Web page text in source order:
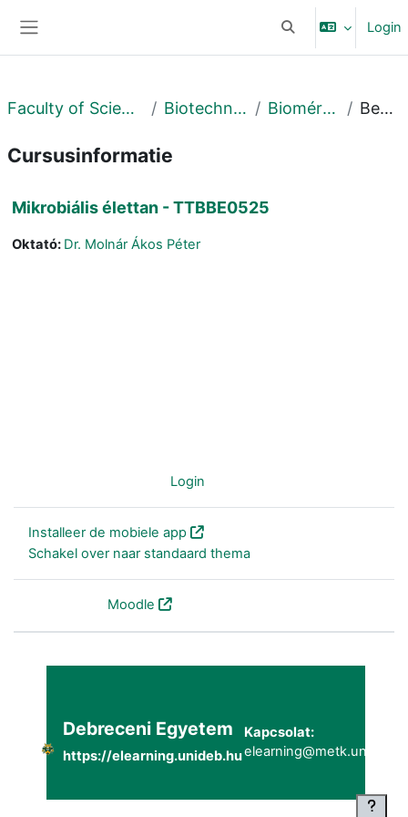
Schakel zoek invoer
Login
Faculty of Science and Technology Biotechnológiai Intézet Biomérnöki Tanszék Beschrijving
Cursusinformatie
Mikrobiális élettan - TTBBE0525
Oktató: Dr. Molnár Ákos Péter
Login
Installeer de mobiele app
Schakel over naar standaard thema
Moodle
Debreceni Egyetem
https://elearning.unideb.hu
Kapcsolat: